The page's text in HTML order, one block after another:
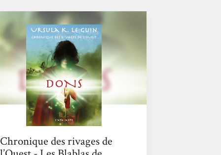
Chronique des rivages de